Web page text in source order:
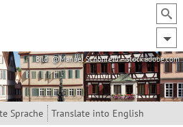
Bild: @Manuel Schönfeld – stock.adobe.com
Sprache Translate into English